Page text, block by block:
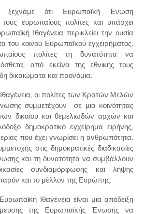
ότι Ευρωπαϊκή Ένωση
τους ευρωπαίους πολίτες και υπάρχει
Ιθαγένεια περικλείει την ουσία
του κοινού Ευρωπαϊκού εγχειρήματος.
πολίτες τη δυνατότητα να
από εκείνα της εθνικής τους
δικαιώματα και προνόμια.
οι πολίτες των Κρατών Μελών
συμμετέχουν σε μια κοινότητας
δικαίου και θεμελιωδών αρχών και
δημοκρατικό εγχείρημα ειρήνης,
που έχει γνωρίσει η ανθρωπότητα.
στις δημοκρατικές διαδικασίες
και τη δυνατότητα να συμβάλλουν
συνδιαμόρφωσης και λήψης
και το μέλλον της Ευρώπης.
Ιθαγένεια είναι μια απόδειξη
της Ευρωπαϊκής Ένωσης να